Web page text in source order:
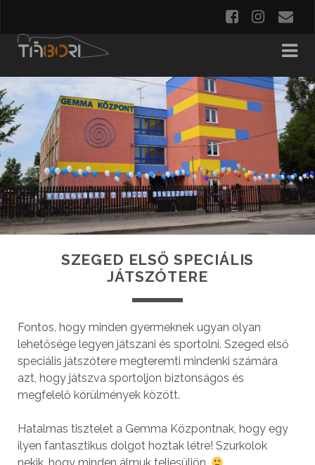
SZEGED ELSŐ SPECIÁLIS
JÁTSZÓTERE
Fontos, hogy minden gyermeknek ugyan olyan
lehetősége legyen játszani és sportolni. Szeged első
speciális játszótere megteremti mindenki számára
azt, hogy játszva sportoljon biztonságos és
megfelelő körülmények között.
Hatalmas tisztelet a Gemma Központnak, hogy egy
ilyen fantasztikus dolgot hoztak létre! Szurkolok